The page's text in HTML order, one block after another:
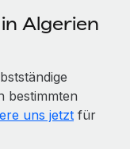
Algerien
bestimmten
uns jetzt für